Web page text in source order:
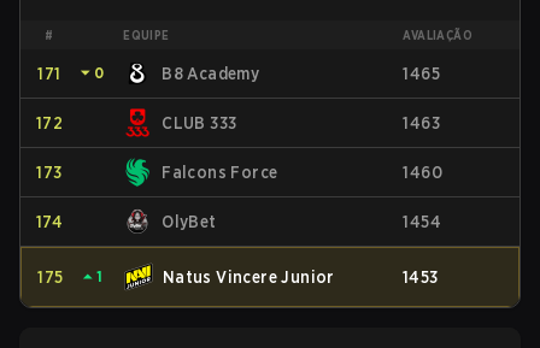
# EQUIPE AVALIAÇÃO
171 ⏷ 0 B8 Academy 1465
172 CLUB 333 1463
173 Falcons Force 1460
174 OlyBet 1454
175 ⏶ 1 Natus Vincere Junior 1453